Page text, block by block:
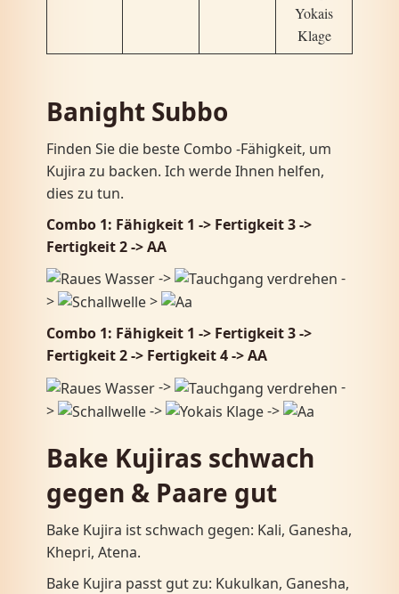
Yokais
Klage
Banight Subbo
Finden Sie die beste Combo -Fähigkeit, um
Kujira zu backen. Ich werde Ihnen helfen,
dies zu tun.
Combo 1: Fähigkeit 1 -> Fertigkeit 3 ​​->
Fertigkeit 2 -> AA
->
-
>
>
Combo 1: Fähigkeit 1 -> Fertigkeit 3 ​​->
Fertigkeit 2 -> Fertigkeit 4 -> AA
->
-
>
-> ->
Bake Kujiras schwach
gegen & Paare gut
Bake Kujira ist schwach gegen: Kali, Ganesha,
Khepri, Atena.
Bake Kujira passt gut zu: Kukulkan, Ganesha,